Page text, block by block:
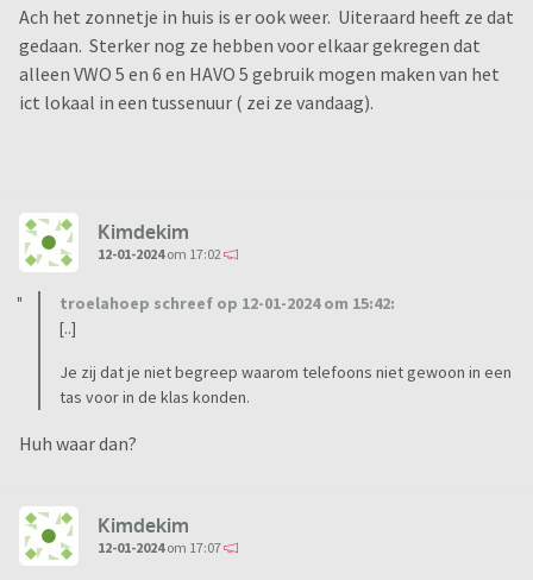
Ach het zonnetje in huis is er ook weer. Uiteraard heeft ze dat
gedaan. Sterker nog ze hebben voor elkaar gekregen dat
alleen VWO 5 en 6 en HAVO 5 gebruik mogen maken van het
ict lokaal in een tussenuur ( zei ze vandaag).
Kimdekim
12-01-2024om 17:02
troelahoep schreef op 12-01-2024 om 15:42:
[..]
Je zij dat je niet begreep waarom telefoons niet gewoon in een
tas voor in de klas konden.
Huh waar dan?
Kimdekim
12-01-2024om 17:07